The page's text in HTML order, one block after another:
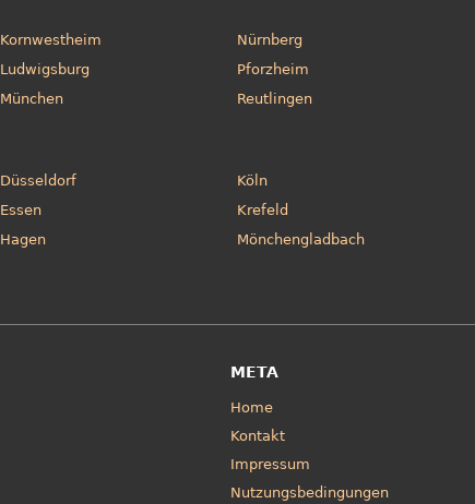
Kornwestheim
Ludwigsburg
München
Nürnberg
Pforzheim
Reutlingen
Düsseldorf
Essen
Hagen
Köln
Krefeld
Mönchengladbach
META
Home
Kontakt
Impressum
Nutzungsbedingungen